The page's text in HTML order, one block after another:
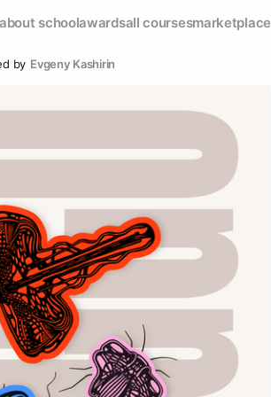
schoolawardsall coursesmarketplace
by Evgeny Kashirin